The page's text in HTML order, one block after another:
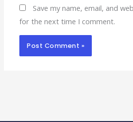
Save my name, email, and
for the next time I comment.